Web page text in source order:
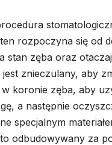
rozpoczyna się od
stan zęba oraz
znieczulany, aby
koronie zęba, aby
a następnie
specjalnym
odbudowywany za